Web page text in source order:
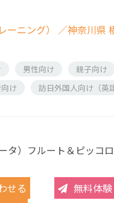
ニング） ／神奈川県
男性向け 親子向け
け 訪日外国人向け（英
タ）フルート＆ピッコ
せる 無料体